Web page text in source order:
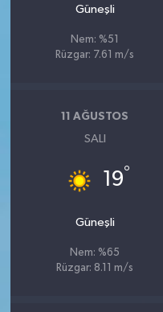
Güneşli
Nem: %51
Rüzgar: 7.61 m/s
11 AĞUSTOS
SALI
19°
Güneşli
Nem: %65
Rüzgar: 8.11 m/s